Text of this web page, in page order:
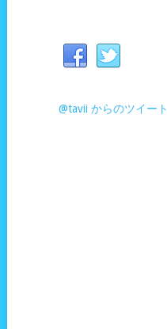
@tavii からのツイート